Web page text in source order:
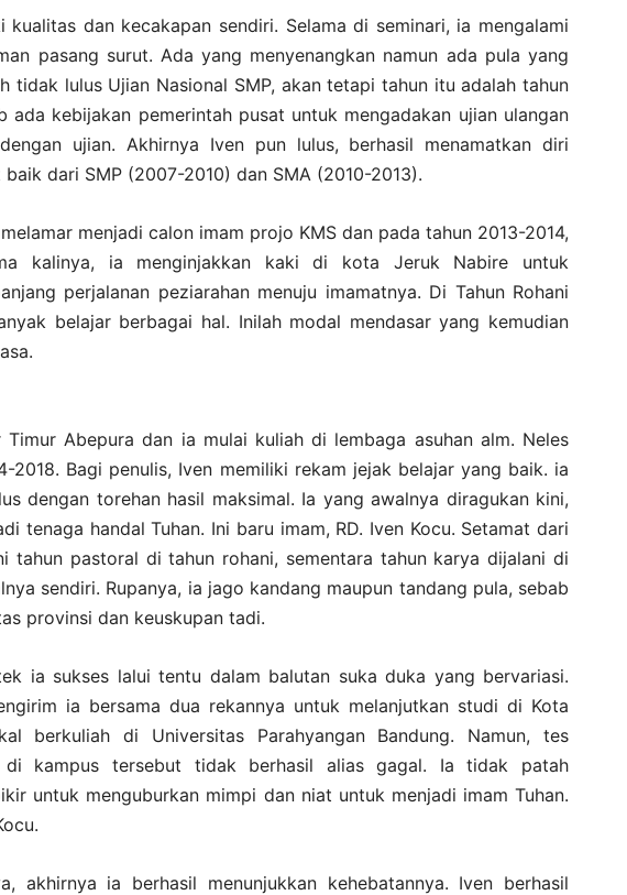
kualitas dan kecakapan sendiri. Selama di seminari, ia mengalami
pasang surut. Ada yang menyenangkan namun ada pula yang
tidak lulus Ujian Nasional SMP, akan tetapi tahun itu adalah tahun
ada kebijakan pemerintah pusat untuk mengadakan ujian ulangan
ujian. Akhirnya Iven pun lulus, berhasil menamatkan diri
dari SMP (2007-2010) dan SMA (2010-2013).
menjadi calon imam projo KMS dan pada tahun 2013-2014,
kalinya, ia menginjakkan kaki di kota Jeruk Nabire untuk
perjalanan peziarahan menuju imamatnya. Di Tahun Rohani
belajar berbagai hal. Inilah modal mendasar yang kemudian
Timur Abepura dan ia mulai kuliah di lembaga asuhan alm. Neles
2018. Bagi penulis, Iven memiliki rekam jejak belajar yang baik. ia
dengan torehan hasil maksimal. Ia yang awalnya diragukan kini,
tenaga handal Tuhan. Ini baru imam, RD. Iven Kocu. Setamat dari
tahun pastoral di tahun rohani, sementara tahun karya dijalani di
sendiri. Rupanya, ia jago kandang maupun tandang pula, sebab
provinsi dan keuskupan tadi.
ia sukses lalui tentu dalam balutan suka duka yang bervariasi.
ia bersama dua rekannya untuk melanjutkan studi di Kota
berkuliah di Universitas Parahyangan Bandung. Namun, tes
kampus tersebut tidak berhasil alias gagal. Ia tidak patah
untuk menguburkan mimpi dan niat untuk menjadi imam Tuhan.
akhirnya ia berhasil menunjukkan kehebatannya. Iven berhasil